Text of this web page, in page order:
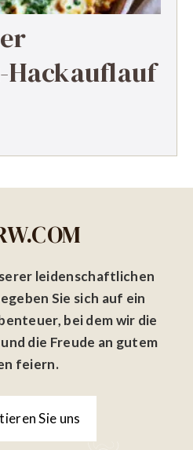
leidenschaftlichen
Sie sich auf ein
bei dem wir die
die Freude an gutem
feiern.
Sie uns